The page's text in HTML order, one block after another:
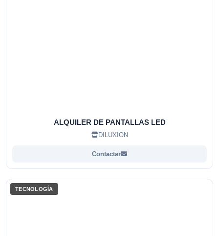
ALQUILER DE PANTALLAS LED
DILUXION
Contactar
TECNOLOGÍA